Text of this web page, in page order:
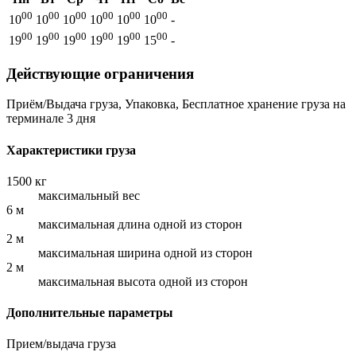
1000 1000 1000 1000 1000 1000 -
1900 1900 1900 1900 1900 1500 -
Действующие ограничения
Приём/Выдача груза, Упаковка, Бесплатное хранение груза на
терминале 3 дня
Характеристики груза
1500 кг
максимальный вес
6 м
максимальная длина одной из сторон
2 м
максимальная ширина одной из сторон
2 м
максимальная высота одной из сторон
Дополнительные параметры
Прием/выдача груза